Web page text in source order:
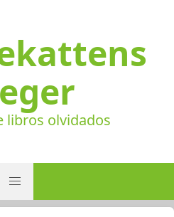
libros olvidados